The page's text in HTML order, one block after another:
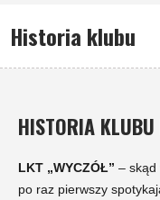
Historia klubu
HISTORIA KLUBU
LKT „WYCZÓŁ” – skąd
po raz pierwszy